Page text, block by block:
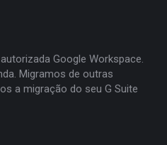
Google Workspace.
Migramos de outras
a migração do seu G Suite